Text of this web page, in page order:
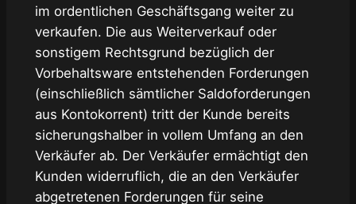
im ordentlichen Geschäftsgang weiter zu
verkaufen. Die aus Weiterverkauf oder
sonstigem Rechtsgrund bezüglich der
Vorbehaltsware entstehenden Forderungen
(einschließlich sämtlicher Saldoforderungen
aus Kontokorrent) tritt der Kunde bereits
sicherungshalber in vollem Umfang an den
Verkäufer ab. Der Verkäufer ermächtigt den
Kunden widerruflich, die an den Verkäufer
abgetretenen Forderungen für seine